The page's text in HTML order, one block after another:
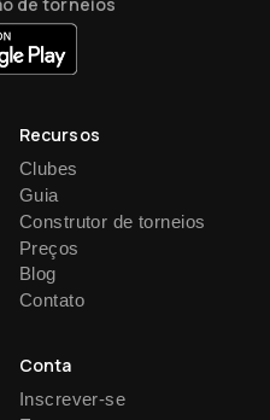
Recursos
Clubes
Guia
Construtor de torneios
Preços
Blog
Contato
Conta
Inscrever-se